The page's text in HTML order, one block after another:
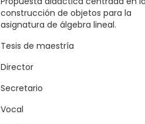
construcción de objetos para la
asignatura de álgebra lineal.
Tesis de maestría
Director
Secretario
Vocal